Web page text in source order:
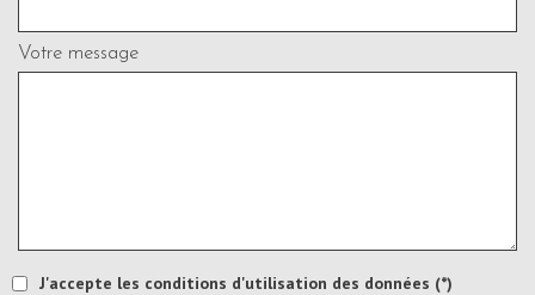
Votre message
J'accepte les conditions d'utilisation des données (*)